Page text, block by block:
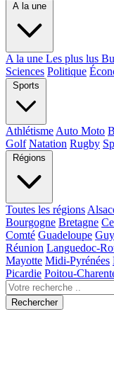
A la une
A la une Les plus lus
Sciences Politique
Sports
Athlétisme Auto Moto
Golf Natation Rugby
Régions
Toutes les régions
Bourgogne Bretagne
Comté Guadeloupe
Réunion Languedoc-
Mayotte Midi-Pyrénées
Picardie Poitou-
Rechercher